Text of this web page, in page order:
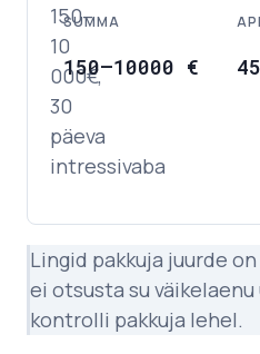
150–
10
000€,
30
päeva
intressivaba
SUMMA
150–10000 €
Lingid pakkuja juurde
ei otsusta su
kontrolli pakkuja lehel.